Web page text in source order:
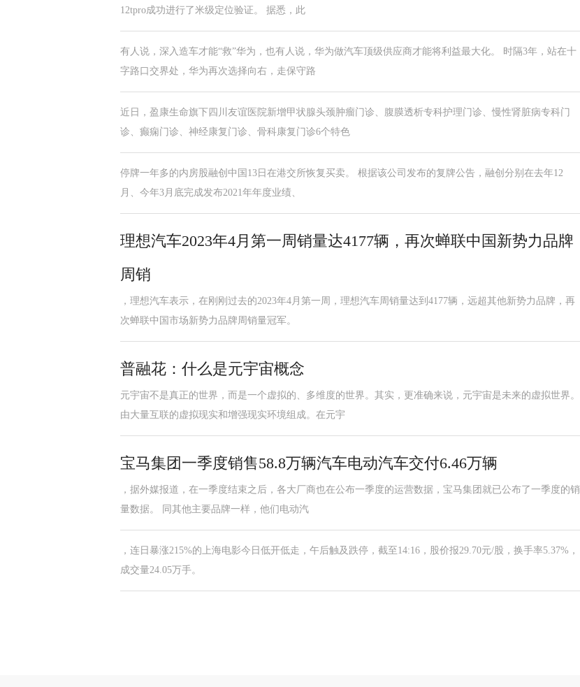
12tpro成功进行了米级定位验证。 据悉，此
有人说，深入造车才能“救”华为，也有人说，华为做汽车顶级供应商才能将利益最大化。 时隔3年，站在十
字路口交界处，华为再次选择向右，走保守路
近日，盈康生命旗下四川友谊医院新增甲状腺头颈肿瘤门诊、腹膜透析专科护理门诊、慢性肾脏病专科门
诊、癫痫门诊、神经康复门诊、骨科康复门诊6个特色
停牌一年多的内房股融创中国13日在港交所恢复买卖。 根据该公司发布的复牌公告，融创分别在去年12
月、今年3月底完成发布2021年年度业绩、
理想汽车2023年4月第一周销量达4177辆，再次蝉联中国新势力品牌
周销
，理想汽车表示，在刚刚过去的2023年4月第一周，理想汽车周销量达到4177辆，远超其他新势力品牌，再
次蝉联中国市场新势力品牌周销量冠军。
普融花：什么是元宇宙概念
元宇宙不是真正的世界，而是一个虚拟的、多维度的世界。其实，更准确来说，元宇宙是未来的虚拟世界。
由大量互联的虚拟现实和增强现实环境组成。在元宇
宝马集团一季度销售58.8万辆汽车电动汽车交付6.46万辆
，据外媒报道，在一季度结束之后，各大厂商也在公布一季度的运营数据，宝马集团就已公布了一季度的销
量数据。 同其他主要品牌一样，他们电动汽
，连日暴涨215%的上海电影今日低开低走，午后触及跌停，截至14:16，股价报29.70元/股，换手率5.37%，
成交量24.05万手。